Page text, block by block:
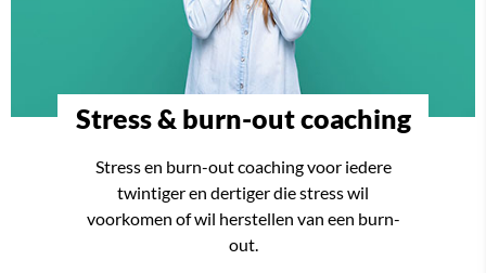
Stress & burn-out coaching
Stress en burn-out coaching voor iedere
twintiger en dertiger die stress wil
voorkomen of wil herstellen van een burn-
out.